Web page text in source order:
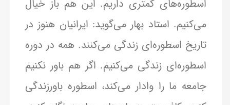
اسطوره‌های کمتری داریم. این هم باز خیال
می‌کنیم. استاد بهار می‌گوید: ایرانیان هنوز در
تاریخ اسطوره‌ای زندگی می‌کنند. همه در دوره
اسطوره‌ای زندگی می‌کنیم. اگر هم باور نکنیم
جامعه ما را وادار می‌کند، اسطوره باورزندگی